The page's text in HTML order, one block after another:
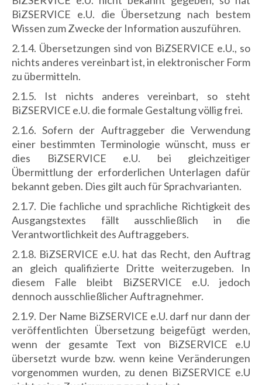
BiZSERVICE e.U. die Übersetzung nach bestem
Wissen zum Zwecke der Information auszuführen.
2.1.4. Übersetzungen sind von BiZSERVICE e.U., so
nichts anderes vereinbart ist, in elektronischer Form
zu übermitteln.
2.1.5. Ist nichts anderes vereinbart, so steht
BiZSERVICE e.U. die formale Gestaltung völlig frei.
2.1.6. Sofern der Auftraggeber die Verwendung
einer bestimmten Terminologie wünscht, muss er
dies BiZSERVICE e.U. bei gleichzeitiger
Übermittlung der erforderlichen Unterlagen dafür
bekannt geben. Dies gilt auch für Sprachvarianten.
2.1.7. Die fachliche und sprachliche Richtigkeit des
Ausgangstextes fällt ausschließlich in die
Verantwortlichkeit des Auftraggebers.
2.1.8. BiZSERVICE e.U. hat das Recht, den Auftrag
an gleich qualifizierte Dritte weiterzugeben. In
diesem Falle bleibt BiZSERVICE e.U. jedoch
dennoch ausschließlicher Auftragnehmer.
2.1.9. Der Name BiZSERVICE e.U. darf nur dann der
veröffentlichten Übersetzung beigefügt werden,
wenn der gesamte Text von BiZSERVICE e.U
übersetzt wurde bzw. wenn keine Veränderungen
vorgenommen wurden, zu denen BiZSERVICE e.U